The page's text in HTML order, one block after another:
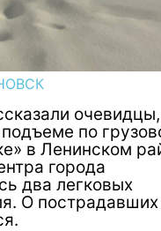
по
» в Ленинском
города
два легковых
О пострадавших